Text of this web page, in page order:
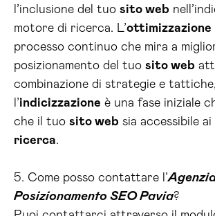
l’inclusione del tuo sito web
motore di ricerca. L’ottimizzazione
processo continuo che mira a
posizionamento del tuo sito web
combinazione di strategie e
l’indicizzazione è una fase iniziale
che il tuo sito web sia accessibile ai
ricerca.
5. Come posso contattare l’
Posizionamento SEO Pavia?